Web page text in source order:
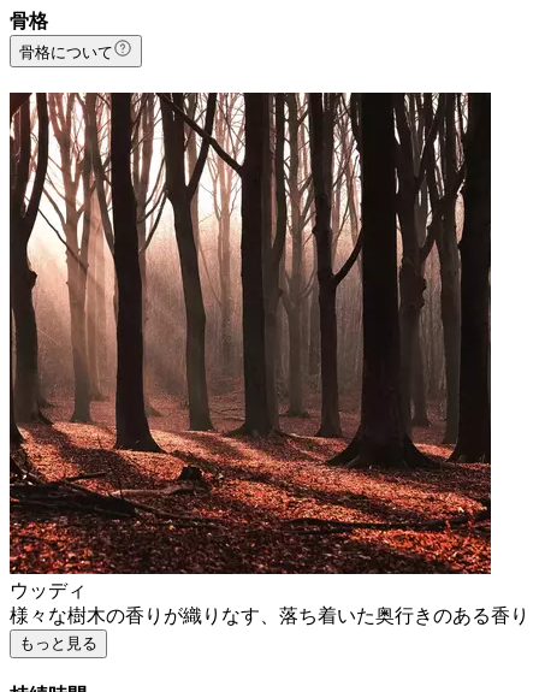
骨格
骨格について
ウッディ
様々な樹木の香りが織りなす、落ち着いた奥行きのある香り
もっと見る